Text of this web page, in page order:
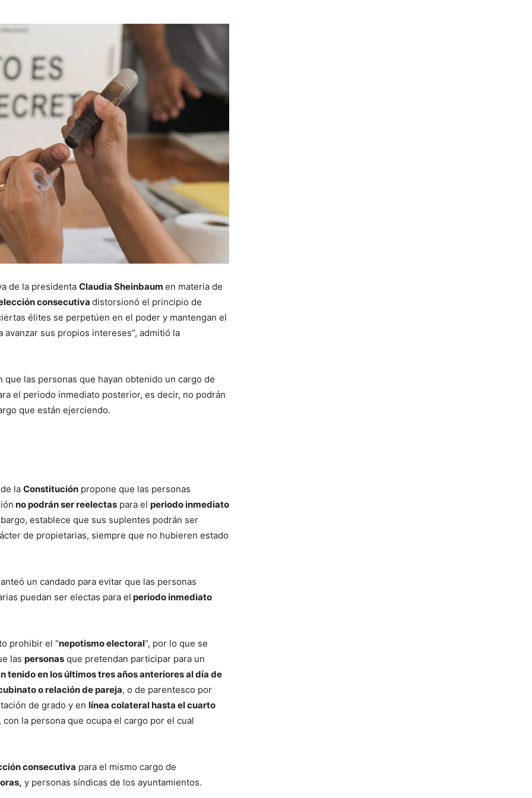
de la presidenta Claudia Sheinbaum en materia de
consecutiva distorsionó el principio de
élites se perpetúen en el poder y mantengan el
sus propios intereses”, admitió la
las personas que hayan obtenido un cargo de
el periodo inmediato posterior, es decir, no podrán
que están ejerciendo.
la Constitución propone que las personas
no podrán ser reelectas para el periodo inmediato
establece que sus suplentes podrán ser
de propietarias, siempre que no hubieren estado
un candado para evitar que las personas
puedan ser electas para el periodo inmediato
prohibir el “nepotismo electoral“, por lo que se
las personas que pretendan participar para un
tenido en los últimos tres años anteriores al día de
o relación de pareja, o de parentesco por
de grado y en línea colateral hasta el cuarto
la persona que ocupa el cargo por el cual
consecutiva para el mismo cargo de
y personas síndicas de los ayuntamientos.